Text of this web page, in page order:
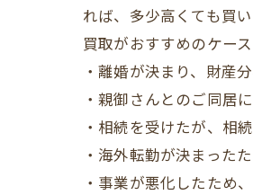
れば、多少高くても買
買取がおすすめのケース
・離婚が決まり、財産
・親御さんとのご同居
・相続を受けたが、相
・海外転勤が決まった
・事業が悪化したため